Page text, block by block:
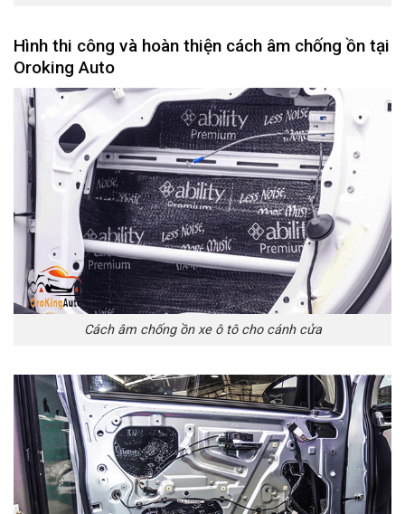
Hình thi công và hoàn thiện cách âm chống ồn tại
Oroking Auto
Cách âm chống ồn xe ô tô cho cánh cửa